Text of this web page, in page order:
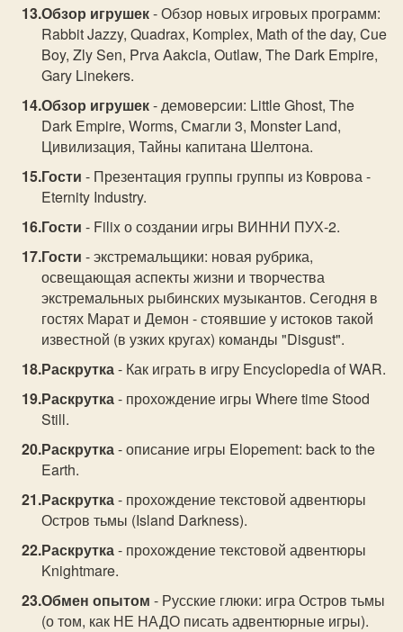
Обзор игрушек- Обзор новых игровых программ:
Rabbit Jazzy, Quadrax, Komplex, Math of the day, Cue
Boy, Zly Sen, Prva Aakcia, Outlaw, The Dark Empire,
Gary Linekers.
Обзор игрушек- демоверсии: Little Ghost, The
Dark Empire, Worms, Смагли 3, Monster Land,
Цивилизация, Тайны капитана Шелтона.
Гости - Презентация группы группы из Коврова -
Eternity Industry.
Гости - Filix о создании игры ВИННИ ПУХ-2.
Гости - экстремальщики: новая рубрика,
освещающая аспекты жизни и творчества
экстремальных рыбинских музыкантов. Сегодня в
гостях Марат и Демон - стоявшие у истоков такой
известной (в узких кругах) команды "Disgust".
Раскрутка- Как играть в игру Encyclopedia of WAR.
Раскрутка- прохождение игры Where time Stood
Still.
Раскрутка- описание игры Elopement: back to the
Earth.
Раскрутка- прохождение текстовой адвентюры
Остров тьмы (Island Darkness).
Раскрутка- прохождение текстовой адвентюры
Knightmare.
Обмен опытом - Русские глюки: игра Остров тьмы
(о том, как НЕ НАДО писать адвентюрные игры).